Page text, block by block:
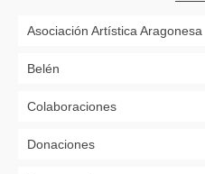
Asociación Artística Aragonesa
Belén
Colaboraciones
Donaciones